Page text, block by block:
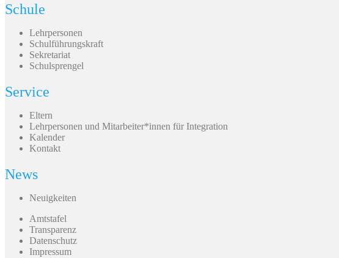
Schule
Lehrpersonen
Schulführungskraft
Sekretariat
Schulsprengel
Service
Eltern
Lehrpersonen und Mitarbeiter*innen für Integration
Kalender
Kontakt
News
Neuigkeiten
Amtstafel
Transparenz
Datenschutz
Impressum